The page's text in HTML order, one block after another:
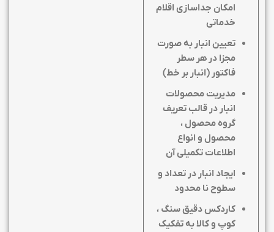
امکان جداسازی اقلام
خدماتی
تعیین انبار به صورت
مجزا در هر سطر
فاکتور (انبار بر خط)
مدیریت محصولات
انبار در قالب تعریف
گروه محصول ،
محصول و انواع
اطلاعات تکمیلی آن
ایجاد انبار در تعداد و
سطوح نا محدود
کاردکس دقیق سنگ ،
کوپ و کالا به تفکیک